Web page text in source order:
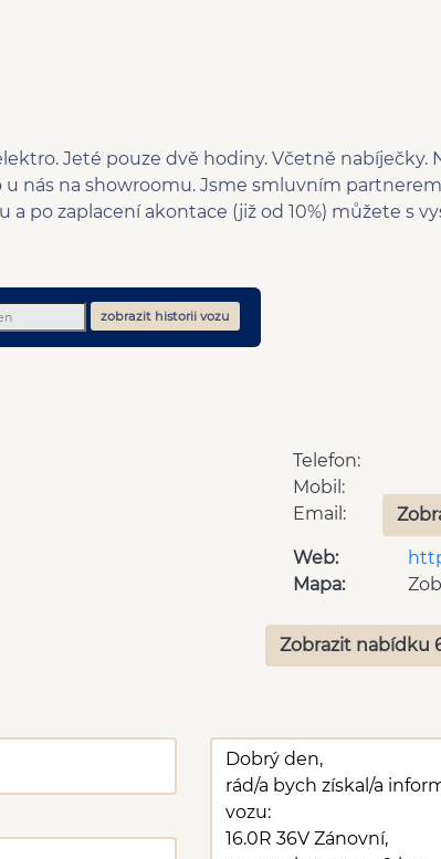
Jeté pouze dvě hodiny. Včetně
nás na showroomu. Jsme smluvním
a po zaplacení akontace (již od 10%) můžete s
zobrazit historii vozu
Telefon:
Mobil:
Email:
Web:
Mapa:
Zobrazit nabídku